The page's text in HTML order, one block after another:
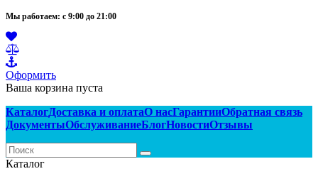
Мы работаем: с 9:00 до 21:00
Оформить
Ваша корзина пуста
КаталогДоставка и оплатаО насГарантииОбратная связь
ДокументыОбслуживаниеБлогНовостиОтзывы
Каталог